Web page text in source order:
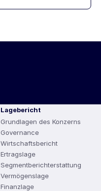
Lagebericht
Grundlagen des Konzerns
Governance
Wirtschaftsbericht
Ertragslage
Segmentberichterstattung
Vermögenslage
Finanzlage